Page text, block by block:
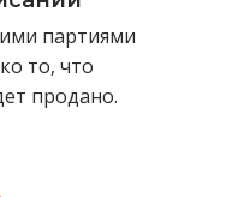
партиями
то, что
продано.